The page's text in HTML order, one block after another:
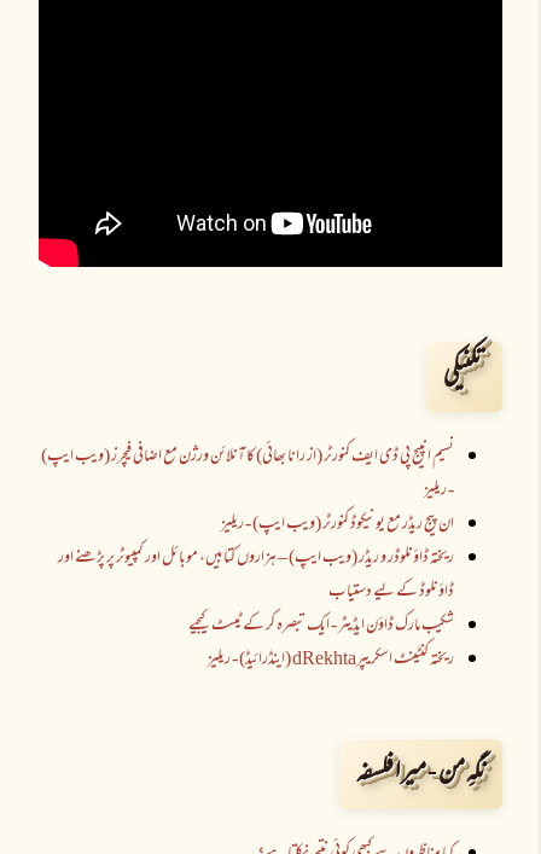
تکنیکی
نسیم انپیج پی ڈی ایف کنورٹر (از رانا بھائی) کا آنلائن ورژن مع اضافی فیچرز (ویب ایپ)
- ریلیز
ان پیج ریڈر مع یونیکوڈ کنورٹر (ویب ایپ) - ریلیز
ریختہ ڈاؤنلوڈر و ریڈر (ویب ایپ) – ہزاروں کتابیں، موبائل اور کمپیوٹر پر پڑھنے اور
ڈاؤنلوڈ کے لیے دستیاب
شکیب مارک ڈاؤن ایڈیٹر - ایک تبصرہ کر کے ٹیسٹ کیجیے
ریختہ کنٹینٹ اسکریپرdRekhta (اینڈرائیڈ) - ریلیز
نگہِ من - میرا فلسفہ